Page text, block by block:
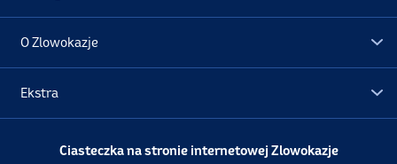
O Zlowokazje
Ekstra
PromocjeCiasteczka na stronie internetowej Zlowokazje